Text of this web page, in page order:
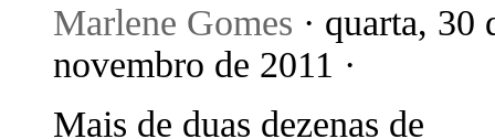
Marlene Gomes · quarta, 30
novembro de 2011 ·
Mais de duas dezenas de